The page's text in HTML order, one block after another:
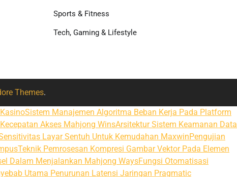
Sports & Fitness
Tech, Gaming & Lifestyle
Themes.
Sistem Manajemen Algoritma Beban Kerja Pada Platform
Akses Mahjong WinsArsitektur Sistem Keamanan Data
Layar Sentuh Untuk Kemudahan MaxwinPengujian
Teknik Pemrosesan Kompresi Gambar Vektor Pada Elemen
Dalam Menjalankan Mahjong WaysFungsi Otomatisasi
Utama Penurunan Latensi Jaringan Pragmatic